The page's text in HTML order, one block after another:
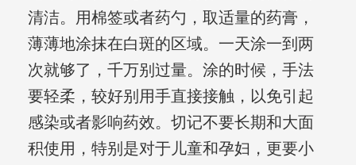
清洁。用棉签或者药勺，取适量的药膏，
薄薄地涂抹在白斑的区域。一天涂一到两
次就够了，千万别过量。涂的时候，手法
要轻柔，较好别用手直接接触，以免引起
感染或者影响药效。切记不要长期和大面
积使用，特别是对于儿童和孕妇，更要小